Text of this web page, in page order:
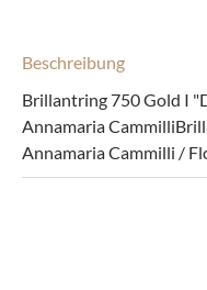
Beschreibung
Brillantring 750 Gold I
Annamaria
Annamaria Cammilli /